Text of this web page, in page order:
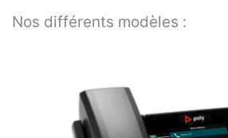
Nos différents modèles :